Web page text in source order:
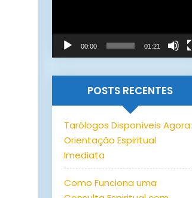
00:00 01:21
POSTS RECENTES
Tarólogos Disponíveis Agora:
Orientação Espiritual
Imediata
Como Funciona uma